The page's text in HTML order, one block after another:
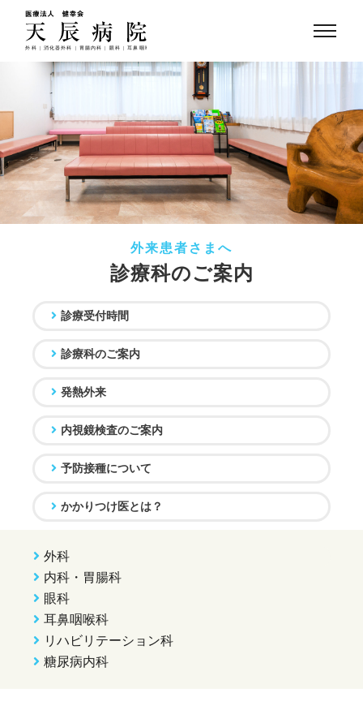
外来患者さまへ
診療科のご案内
診療受付時間
診療科のご案内
発熱外来
内視鏡検査のご案内
予防接種について
かかりつけ医とは？
外科
内科・胃腸科
眼科
耳鼻咽喉科
リハビリテーション科
糖尿病内科